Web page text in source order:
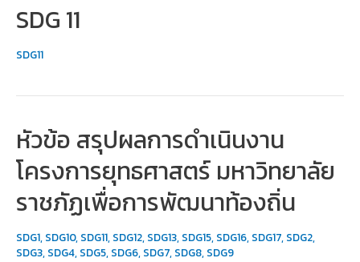
SDG 11
SDG11
หัวข้อ สรุปผลการดำเนินงาน
โครงการยุทธศาสตร์ มหาวิทยาลัย
ราชภัฏเพื่อการพัฒนาท้องถิ่น
SDG1, SDG10, SDG11, SDG12, SDG13, SDG15, SDG16, SDG17, SDG2,
SDG3, SDG4, SDG5, SDG6, SDG7, SDG8, SDG9